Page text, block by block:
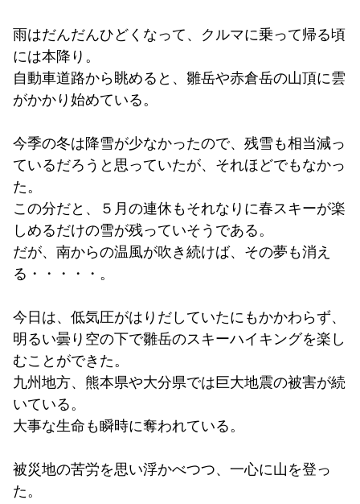
雨はだんだんひどくなって、クルマに乗って帰る頃
には本降り。
自動車道路から眺めると、雛岳や赤倉岳の山頂に雲
がかかり始めている。
今季の冬は降雪が少なかったので、残雪も相当減っ
ているだろうと思っていたが、それほどでもなかっ
た。
この分だと、５月の連休もそれなりに春スキーが楽
しめるだけの雪が残っていそうである。
だが、南からの温風が吹き続けば、その夢も消え
る・・・・・。
今日は、低気圧がはりだしていたにもかかわらず、
明るい曇り空の下で雛岳のスキーハイキングを楽し
むことができた。
九州地方、熊本県や大分県では巨大地震の被害が続
いている。
大事な生命も瞬時に奪われている。
被災地の苦労を思い浮かべつつ、一心に山を登っ
た。